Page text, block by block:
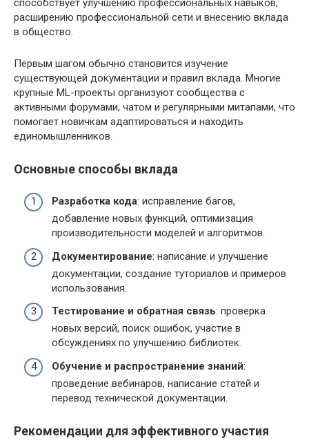
расширению профессиональной сети и внесению вклада
в общество.
Первым шагом обычно становится изучение
существующей документации и правил вклада. Многие
крупные ML-проекты организуют сообщества с
активными форумами, чатом и регулярными митапами, что
помогает новичкам адаптироваться и находить
единомышленников.
Основные способы вклада
Разработка кода: исправление багов,
добавление новых функций, оптимизация
производительности моделей и алгоритмов.
Документирование: написание и улучшение
документации, создание туториалов и примеров
использования.
Тестирование и обратная связь: проверка
новых версий, поиск ошибок, участие в
обсуждениях по улучшению библиотек.
Обучение и распространение знаний:
проведение вебинаров, написание статей и
перевод технической документации.
Рекомендации для эффективного участия